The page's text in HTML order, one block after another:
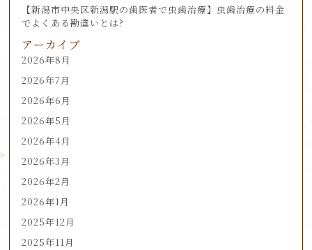
【新潟市中央区新潟駅の歯医者で虫歯治療】虫歯治療の料金
でよくある勘違いとは?
アーカイブ
2026年8月
2026年7月
2026年6月
2026年5月
2026年4月
2026年3月
2026年2月
2026年1月
2025年12月
2025年11月